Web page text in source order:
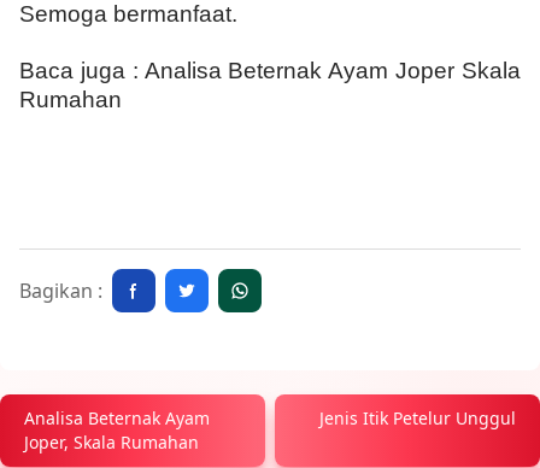
Semoga bermanfaat.
Baca juga : Analisa Beternak Ayam Joper Skala
Rumahan
Bagikan :
Analisa Beternak Ayam
Joper, Skala Rumahan
Jenis Itik Petelur Unggul